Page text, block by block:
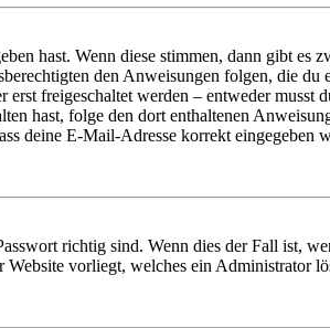
hast. Wenn diese stimmen, dann gibt es
den Anweisungen folgen, die
freigeschaltet werden – entweder musst
hast, folge den dort enthaltenen
deine E-Mail-Adresse korrekt eingegeben
richtig sind. Wenn dies der Fall ist,
vorliegt, welches ein Administrator